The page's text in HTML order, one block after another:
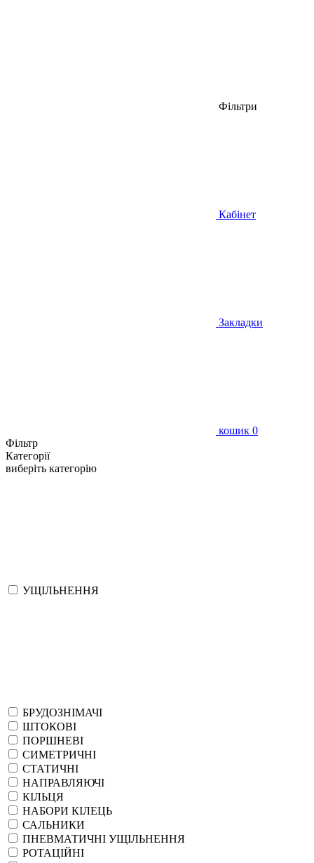
Фільтри
Кабінет
Закладки
кошик 0
Фільтр
Категорії
виберіть категорію
УЩІЛЬНЕННЯ
БРУДОЗНІМАЧІ
ШТОКОВІ
ПОРШНЕВІ
СИМЕТРИЧНІ
СТАТИЧНІ
НАПРАВЛЯЮЧІ
КІЛЬЦЯ
НАБОРИ КІЛЕЦЬ
САЛЬНИКИ
ПНЕВМАТИЧНІ УЩІЛЬНЕННЯ
РОТАЦІЙНІ